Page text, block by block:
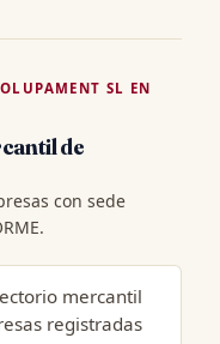
SL EN
de
con sede
mercantil
registradas